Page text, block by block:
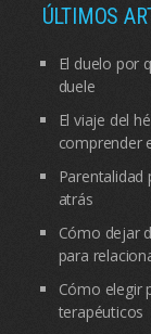
ÚLTIMOS
El duelo por
duele
El viaje del
comprender
atrás
Cómo dejar
para
Cómo elegir
terapéuticos